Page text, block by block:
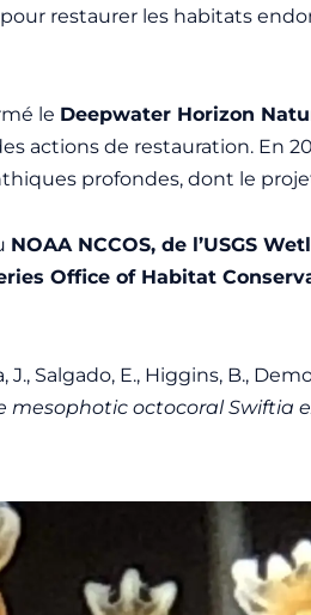
restaurer les habitats
le Deepwater Horizon
actions de restauration. En
profondes, dont le
NOAA NCCOS, de l’USGS
Office of Habitat
Salgado, E., Higgins, B.,
octocoral Swiftia